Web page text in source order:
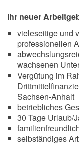
Ihr neuer
vieleseitige und
professionellen
wachsenen
Vergütung im
Sachsen-Anhalt
betriebliches
30 Tage Urlaub/
selbständiges